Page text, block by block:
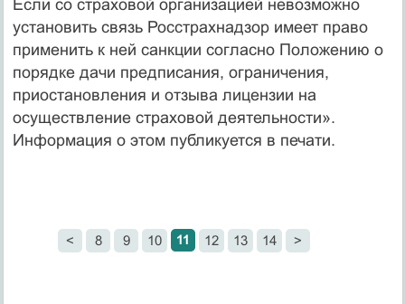
Если со страховой организацией невозможно
установить связь Росстрахнадзор имеет право
применить к ней санкции согласно Положению о
порядке дачи предписания, ограничения,
приостановления и отзыва лицензии на
осуществление страховой деятельности».
Информация о этом публикуется в печати.
< 8 9 10 11 12 13 14 >